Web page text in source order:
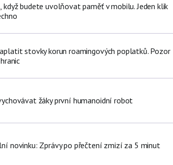
když budete uvolňovat paměť v mobilu. Jeden klik
stovky korun roamingových poplatků. Pozor
žáky první humanoidní robot
novinku: Zprávy po přečtení zmizí za 5 minut